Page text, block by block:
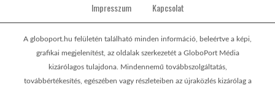
Impresszum Kapcsolat
A globoport.hu felületén található minden információ, beleértve a képi,
grafikai megjelenítést, az oldalak szerkezetét a GloboPort Média
kizárólagos tulajdona. Mindennemű továbbszolgáltatás,
továbbértékesítés, egészében vagy részleteiben az újraközlés kizárólag a